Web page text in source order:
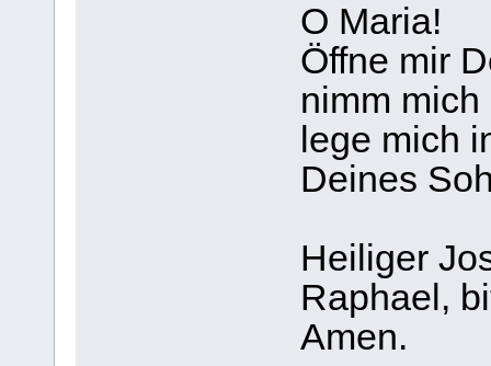
O Maria!
Öffne mir
nimm
lege mich
Deines
Heiliger
Raphael,
Amen.